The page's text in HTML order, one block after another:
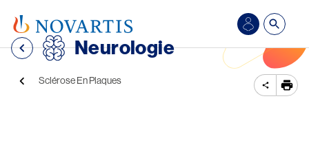
Neurologie
Fil d'Ariane
Sclérose En Plaques